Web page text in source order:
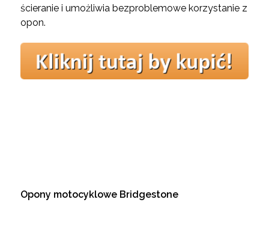
ścieranie i umożliwia bezproblemowe korzystanie z
opon.
Opony motocyklowe Bridgestone